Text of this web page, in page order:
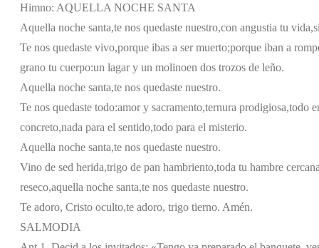
Himno: AQUELLA NOCHE SANTA
Aquella noche santa,te nos quedaste nuestro,con angustia tu vida,
Te nos quedaste vivo,porque ibas a ser muerto;porque iban a
grano tu cuerpo:un lagar y un molinoen dos trozos de leño.
Aquella noche santa,te nos quedaste nuestro.
Te nos quedaste todo:amor y sacramento,ternura prodigiosa,todo
concreto,nada para el sentido,todo para el misterio.
Aquella noche santa,te nos quedaste nuestro.
Vino de sed herida,trigo de pan hambriento,toda tu hambre
reseco,aquella noche santa,te nos quedaste nuestro.
Te adoro, Cristo oculto,te adoro, trigo tierno. Amén.
SALMODIA